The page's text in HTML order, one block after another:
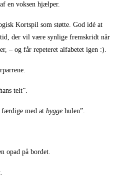
en voksen hjælper.
Kortspil som støtte. God idé at
tid, der vil være synlige fremskridt når
– og får repeteret alfabetet igen :).
telt”.
med at bygge hulen”.
opad på bordet.